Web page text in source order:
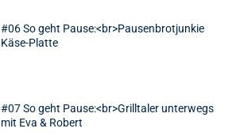
#06 So geht Pause:<br>Pausenbrotjunkie
Käse-Platte
#07 So geht Pause:<br>Grilltaler unterwegs
mit Eva & Robert